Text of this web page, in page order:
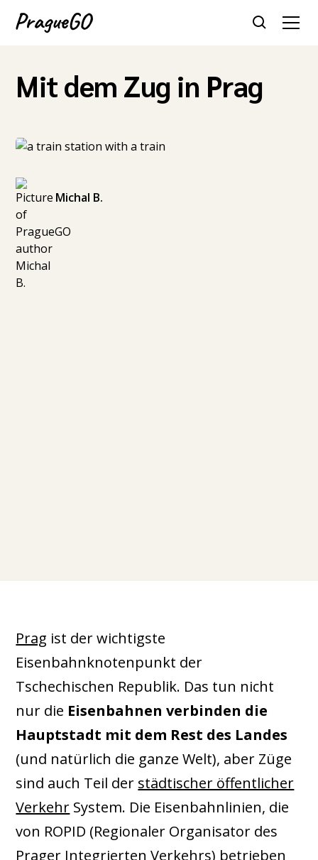
Mit dem Zug in Prag
Michal B.
Prag ist der wichtigste
Eisenbahnknotenpunkt der
Tschechischen Republik. Das tun nicht
nur die Eisenbahnen verbinden die
Hauptstadt mit dem Rest des Landes
(und natürlich die ganze Welt), aber Züge
sind auch Teil der städtischer öffentlicher
Verkehr System. Die Eisenbahnlinien, die
von ROPID (Regionaler Organisator des
Prager Integrierten Verkehrs) betrieben